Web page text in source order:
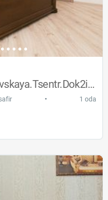
LUX.Novostroy.Harkovskaya.Tsentr.Dok2i3g
• 1 oda